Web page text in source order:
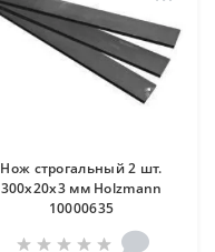
Нож строгальный 2 шт.
300x20x3 мм Holzmann
10000635